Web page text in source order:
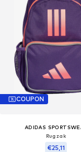
COUPON
ADIDAS
Rugzak
€25,11